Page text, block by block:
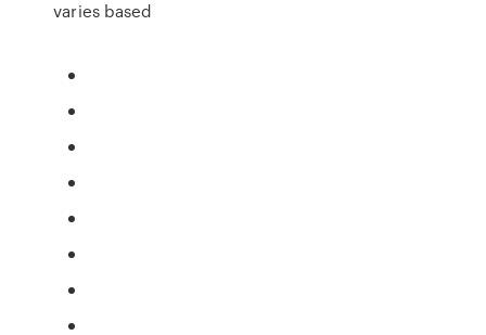
varies based